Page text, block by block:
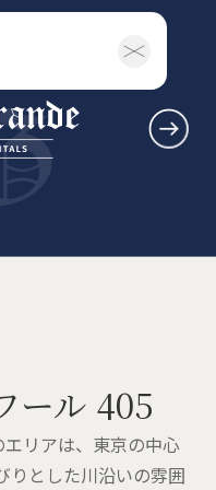
ール 405
リアは、東京の中心
りとした川沿いの雰囲